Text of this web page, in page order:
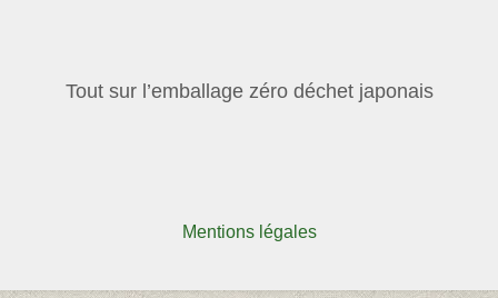
Tout sur l’emballage zéro déchet japonais
Mentions légales